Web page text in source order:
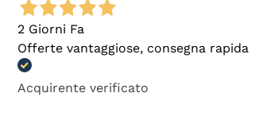
2 Giorni Fa
Offerte vantaggiose, consegna rapida
Acquirente verificato